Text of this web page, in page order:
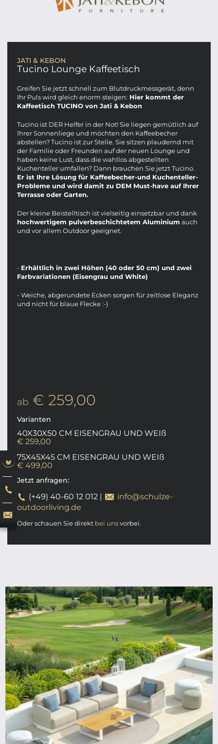
JATI & KEBON
Tucino Lounge Kaffeetisch
Greifen Sie jetzt schnell zum Blutdruckmessgerät, denn
Ihr Puls wird gleich enorm steigen: Hier kommt der
Kaffeetisch TUCINO von Jati & Kebon
Tucino ist DER Helfer in der Not! Sie liegen gemütlich auf
Ihrer Sonnenliege und möchten den Kaffeebecher
abstellen? Tucino ist zur Stelle. Sie sitzen plaudernd mit
der Familie oder Freunden auf der neuen Lounge und
haben keine Lust, dass die wahllos abgestellten
Kuchenteller umfallen? Dann brauchen Sie jetzt Tucino.
Er ist Ihre Lösung für Kaffeebecher-und Kuchenteller-
Probleme und wird damit zu DEM Must-have auf Ihrer
Terrasse oder Garten.
Der kleine Beistelltisch ist vielseitig einsetzbar und dank
hochwertigem pulverbeschichtetem Aluminium auch
und vor allem Outdoor geeignet.
- Erhältlich in zwei Höhen (40 oder 50 cm) und zwei
Farbvariationen (Eisengrau und White)
- Weiche, abgerundete Ecken sorgen für zeitlose Eleganz
und nicht für blaue Flecke :-)
ab € 259,00
Varianten
40X30X50 CM EISENGRAU UND WEIß
€ 259,00
75X45X45 CM EISENGRAU UND WEIß
€ 499,00
Jetzt anfragen:
(+49) 40-60 12 012 |
info@schulze-
outdoorliving.de
Oder schauen Sie direkt bei unsvorbei.